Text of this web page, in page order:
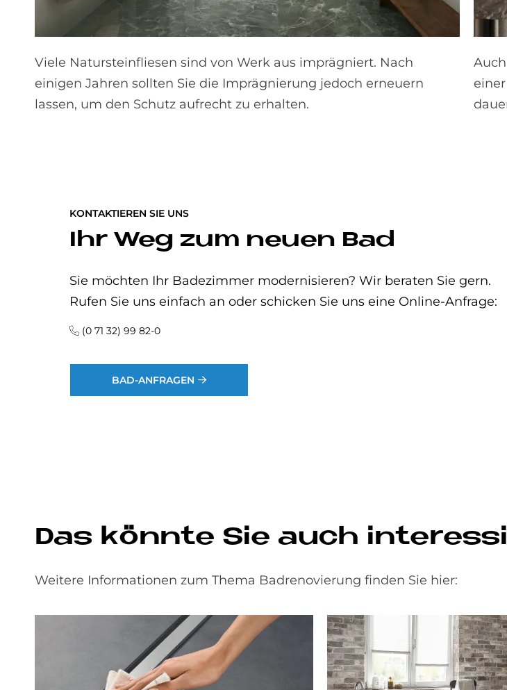
Viele Natursteinfliesen sind von Werk aus imprägniert. Nach
einigen Jahren sollten Sie die Imprägnierung jedoch erneuern
lassen, um den Schutz aufrecht zu erhalten.
KONTAKTIEREN SIE UNS
Ihr Weg zum neuen Bad
Sie möchten Ihr Badezimmer modernisieren? Wir beraten Sie gern.
Rufen Sie uns einfach an oder schicken Sie uns eine Online-Anfrage:
(0 71 32) 99 82-0
BAD-ANFRAGEN
Das könnte Sie auch
Weitere Informationen zum Thema Badrenovierung finden Sie hier: